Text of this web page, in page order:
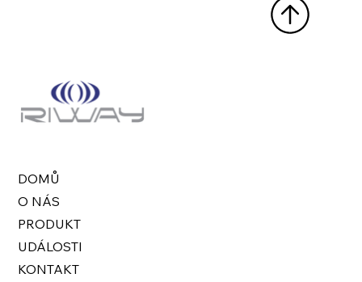
DOMŮ
O NÁS
PRODUKT
UDÁLOSTI
KONTAKT